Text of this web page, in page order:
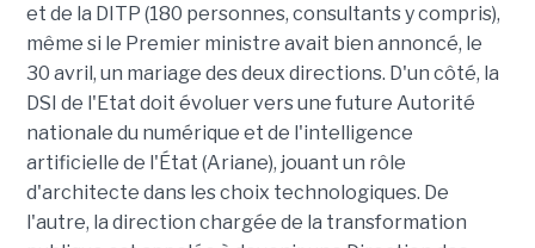
et de la DITP (180 personnes, consultants y compris),
même si le Premier ministre avait bien annoncé, le
30 avril, un mariage des deux directions. D'un côté, la
DSI de l'Etat doit évoluer vers une future Autorité
nationale du numérique et de l'intelligence
artificielle de l'État (Ariane), jouant un rôle
d'architecte dans les choix technologiques. De
l'autre, la direction chargée de la transformation